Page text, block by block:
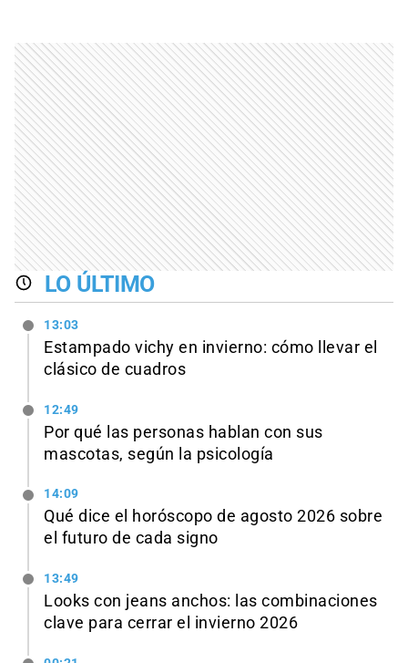
LO ÚLTIMO
13:03
Estampado vichy en invierno: cómo llevar el
clásico de cuadros
12:49
Por qué las personas hablan con sus
mascotas, según la psicología
14:09
Qué dice el horóscopo de agosto 2026 sobre
el futuro de cada signo
13:49
Looks con jeans anchos: las combinaciones
clave para cerrar el invierno 2026